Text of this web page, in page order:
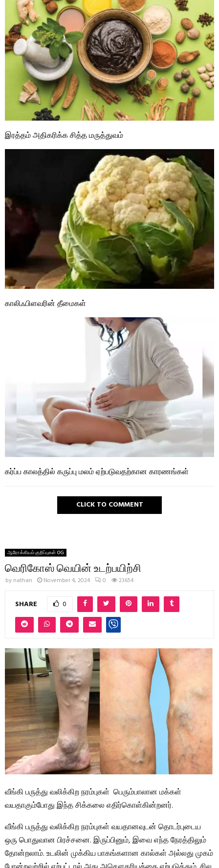
இரத்தம் அதிகரிக்க சித்த மருத்துவம்
காலிஃபிளவரின் தீமைகள்
கர்ப்ப காலத்தில் கருப்பு மலம் ஏற்படுவதற்கான காரணங்கள்
CLICK TO COMMENT
ஆரோக்கியம் குறிப்புகள் OG
வெரிகோஸ் வெயின் உடற்பயிற்சி
by nathan November 4, 2024 0 23654
SHARE 0
வீங்கி பருத்து வலிக்கிற நரம்புகள் பெரும்பாலான மக்கள்
வயதாகும்போது இந்த சிக்கலை எதிர்கொள்கின்றனர்.
வீங்கி பருத்து வலிக்கிற நரம்புகள் வயதானவுடன் தொடர்புடைய
ஒரு பொதுவான பிரச்சனை. இருப்பினும், இவை எந்த நேரத்திலும்
தோன்றலாம். உடலின் முக்கிய பாகங்களான கால்கள் அல்லது முகம்